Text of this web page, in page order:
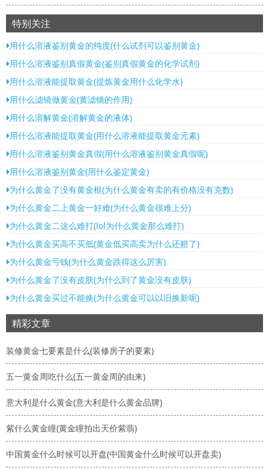
特别关注
用什么溶液鉴别黄金的纯度(什么试剂可以鉴别黄金)
用什么溶液鉴别真假黄金(鉴别真假黄金的化学试剂)
用什么溶液能提取黄金(提炼黄金用什么化学水)
用什么滤镜做黄金(黄滤镜的作用)
用什么溶解黄金(溶解黄金的液体)
用什么溶液能提取黄金(用什么溶液能提取黄金元素)
用什么溶液鉴别黄金真假(用什么溶液鉴别黄金真假呢)
用什么溶液鉴别黄金(用什么鉴定黄金)
为什么黄金了没有黄金框(为什么黄金有卖的有价格没有克数)
为什么黄金二上黄金一好难(为什么黄金很难上分)
为什么黄金二这么难打(lol为什么黄金那么难打)
为什么黄金买高不买低(黄金低买高卖为什么还赔了)
为什么黄金亏钱(为什么黄金跌得这么厉害)
为什么黄金了没有皮肤(为什么到了黄金没有皮肤)
为什么黄金买过不能换(为什么黄金可以以旧换新呢)
精彩文章
装修黄金七要素是什么(装修房子的要素)
五一黄金周吃什么(五一黄金周的由来)
意大利是什么黄金(意大利是什么黄金品牌)
紫什么黄金瞳(黄金瞳拍出天价紫翡)
中国黄金什么时候可以开盘(中国黄金什么时候可以开盘卖)